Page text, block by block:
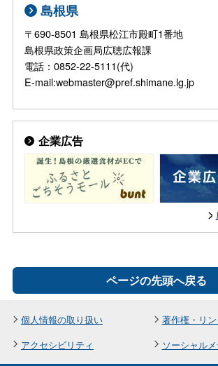
島根県
〒690-8501 島根県松江市殿町1番地
島根県政策企画局広聴広報課
電話：0852-22-5111(代)
E-mail:webmaster@pref.shimane.lg.jp
企業広告
ページの先頭へ戻る
個人情報の取り扱い
著作権・リ
アクセシビリティ
ソーシャル